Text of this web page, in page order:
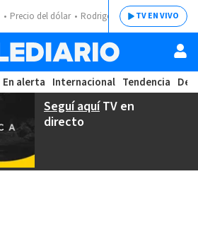
Precio del dólar Rodrigo ChavesTV EN VIVO
En alerta Internacional Tendencia
Seguí aquíTV en
directo